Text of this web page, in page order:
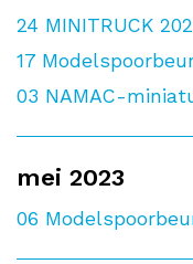
24 MINITRUCK
17
03 NAMAC-
mei 2023
06